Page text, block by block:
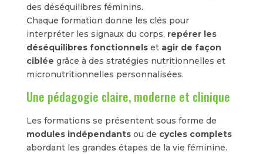
des déséquilibres féminins.
Chaque formation donne les clés pour
interpréter les signaux du corps, repérer les
déséquilibres fonctionnelset agir de façon
ciblée grâce à des stratégies nutritionnelles et
micronutritionnelles personnalisées.
Une pédagogie claire, moderne et clinique
Les formations se présentent sous forme de
modules indépendantsou de cycles complets
abordant les grandes étapes de la vie féminine.